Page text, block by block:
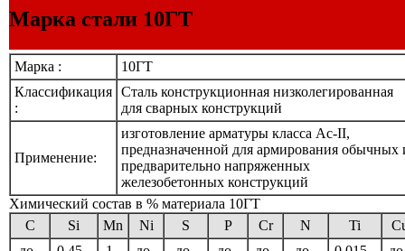
Марка стали 10ГТ
Марка :
10ГТ
Классификация
:
Сталь конструкционная низколегированная
для сварных конструкций
Применение:
изготовление арматуры класса Аc-II,
предназначенной для армирования обычных
предварительно напряженных
железобетонных конструкций
Химический состав в % материала 10ГТ
C
Si Mn Ni S P Cr N Ti